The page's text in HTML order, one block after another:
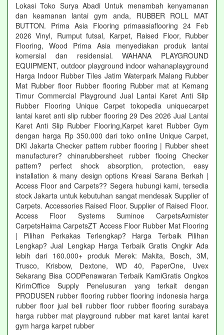
Lokasi Toko Surya Abadi Untuk menambah kenyamanan
dan keamanan lantai gym anda, RUBBER ROLL MAT
BUTTON. Prima Asia Flooring primaasiaflooring 24 Feb
2026 Vinyl, Rumput futsal, Karpet, Raised Floor, Rubber
Flooring, Wood Prima Asia menyediakan produk lantai
komersial dan residensial. WAHANA PLAYGROUND
EQUIPMENT, outdoor playground indoor wahanaplayground
Harga Indoor Rubber Tiles Jatim Waterpark Malang Rubber
Mat Rubber floor Rubber flooring Rubber mat at Kemang
Timur Commercial Playground Jual Lantai Karet Anti Slip
Rubber Flooring Unique Carpet tokopedia uniquecarpet
lantai karet anti slip rubber flooring 29 Des 2026 Jual Lantai
Karet Anti Slip Rubber Flooring,Karpet karet Rubber Gym
dengan harga Rp 350.000 dari toko online Unique Carpet,
DKI Jakarta Checker pattem rubber flooring | Rubber sheet
manufacturer? chinarubbersheet rubber flooing Checker
pattem? perfect shock absorption, protection, easy
installation & many design options Kreasi Sarana Berkah |
Access Floor and Carpets?? Segera hubungi kami, tersedia
stock Jakarta untuk kebutuhan sangat mendesak Supplier of
Carpets. Accessories Raised Floor. Supplier of Raised Floor.
Access Floor Systems Suminoe CarpetsAxmister
CarpetsHaima CarpetsZT Access Floor Rubber Mat Flooring
| Pilihan Perkakas Terlengkap? Harga Terbaik Pilihan
Lengkap? Jual Lengkap Harga Terbaik Gratis Ongkir Ada
lebih dari 160.000+ produk Merek: Makita, Bosch, 3M,
Trusco, Krisbow, Dextone, WD 40, PaperOne, Uvex
Sekarang Bisa CODPenawaran Terbaik KamiGratis Ongkos
KirimOffice Supply Penelusuran yang terkait dengan
PRODUSEN rubber flooring rubber flooring indonesia harga
rubber floor jual beli rubber floor rubber flooring surabaya
harga rubber mat playground rubber mat karet lantai karet
gym harga karpet rubber